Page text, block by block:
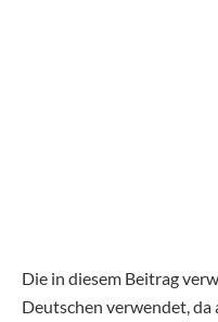
Die in diesem Beitrag
Deutschen verwendet,